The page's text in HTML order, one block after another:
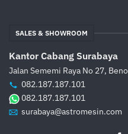
SALES & SHOWROOM
Kantor Cabang Surabaya
Jalan Sememi Raya No 27,
082.187.187.101
082.187.187.101
surabaya@astromesin.com